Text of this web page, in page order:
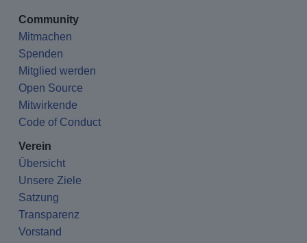
Community
Mitmachen
Spenden
Mitglied werden
Open Source
Mitwirkende
Code of Conduct
Verein
Übersicht
Unsere Ziele
Satzung
Transparenz
Vorstand